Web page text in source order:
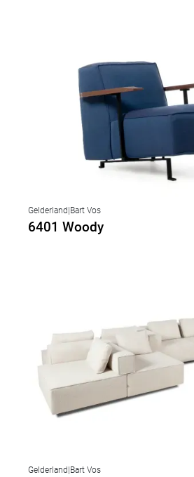
Gelderland|Bart Vos
6401 Woody
Gelderland|Bart Vos